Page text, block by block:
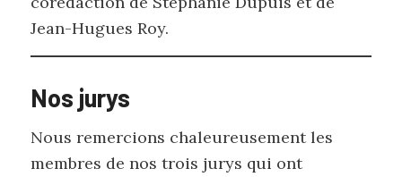
Jean-Hugues Roy.
Nos jurys
Nous remercions chaleureusement les
membres de nos trois jurys qui ont